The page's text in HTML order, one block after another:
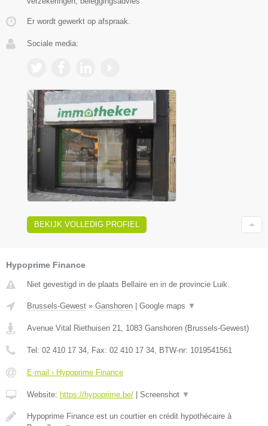
Er wordt gewerkt op afspraak.
Sociale media:
BEKIJK VOLLEDIG PROFIEL
Hypoprime Finance
Niet gevestigd in de plaats Bellaire en in de provincie Luik.
Brussels-Gewest » Ganshoren Google maps ▼
Avenue Vital Riethuisen 21 1083 Ganshoren (Brussels-Gewest)
Tel: 02 410 17 34 , Fax: 02 410 17 34 , BTW-nr: 1019541561
E-mail › Hypoprime Finance
Website: https://hypoprime.be/ Screenshot ▼
Hypoprime Finance est un courtier en crédit hypothécaire à